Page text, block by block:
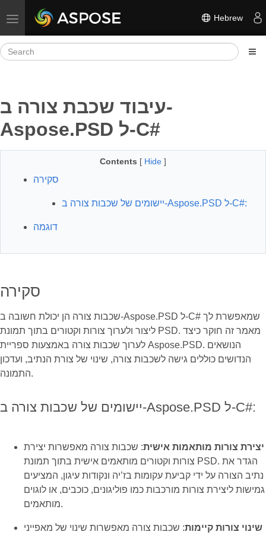
Toggle navigation Hebrew
עיבוד שכבת צורה ב-
Aspose.PSD ל-C#
Contents [ Hide ]
סקירה
יישומים של שכבות צורה ב-Aspose.PSD ל-C#:
דוגמה
סקירה
שכבות צורה הן יכולת חשובה ב-Aspose.PSD ל-C# שמאפשרת לך
ליצור ולערוך צורות וקטורים בתוך תמונת PSD. מאמר זה חוקר כיצד
לערוך שכבות צורה באמצעות ספריית Aspose.PSD. הנושאים
הנדושים כוללים גישה לשכבות צורה, שינוי של צורת הנתיב, ועדכון
התמונה.
יישומים של שכבות צורה ב-Aspose.PSD ל-C#:
יצירת צורות מותאמות אישית: שכבות צורה מאפשרות יצירת
צורות וקטורים מותאמים אישית בתוך תמונת PSD. הגדר את
נתיב הצורה על ידי קביעת עקומות בז’יה ונקודות עיגון, המציעים
גמישות ליצירת צורות מורכבות כמו פוליגונים, כוכבים, או לוגוים
מותאמים.
שינוי צורות קיימות: שכבות צורה מאפשרות שינוי של מאפייני